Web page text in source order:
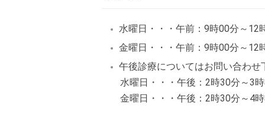
水曜日・・・午前：9時00分～12
金曜日・・・午前：9時00分～12
午後診療についてはお問い合わせ
水曜日・・・午後：2時30分～3時
金曜日・・・午後：2時30分～4時